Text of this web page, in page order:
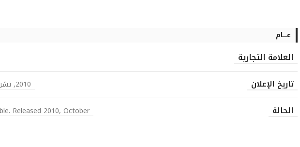
عــــام
العلامة التجارية
تاريخ الإعلان 2010, تشرين اول
الحالة Released 2010, October